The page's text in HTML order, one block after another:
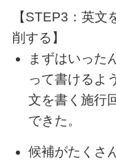
【STEP3：英文
削する】
まずはいった
って書けるよ
文を書く施行
できた。
候補がたくさ